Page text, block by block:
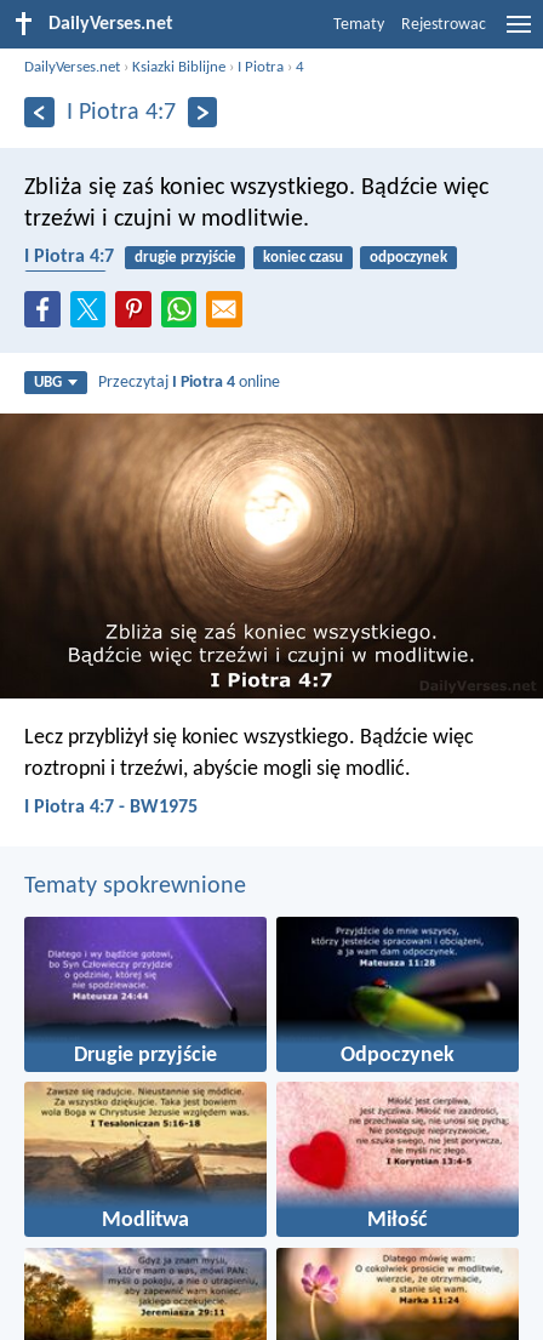
DailyVerses.net Tematy Rejestrowac
DailyVerses.net ›Ksiazki Biblijne › I Piotra ›4
I Piotra 4:7
Zbliża się zaś koniec wszystkiego. Bądźcie więc
trzeźwi i czujni w modlitwie.
I Piotra 4:7 drugie przyjście koniec czasu
odpoczynek
UBG Przeczytaj I Piotra 4 online
Lecz przybliżył się koniec wszystkiego. Bądźcie więc
roztropni i trzeźwi, abyście mogli się modlić.
I Piotra 4:7 - BW1975
Tematy spokrewnione
Drugie przyjście Odpoczynek
Modlitwa Miłość